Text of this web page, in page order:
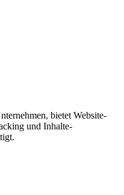
bietet Website-
und Inhalte-